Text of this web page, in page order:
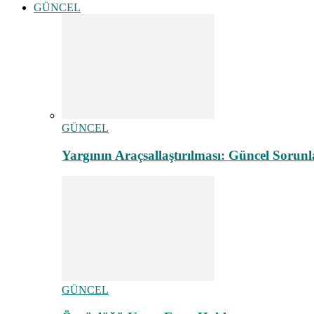
GÜNCEL
GÜNCEL
Yargının Araçsallaştırılması: Güncel
GÜNCEL